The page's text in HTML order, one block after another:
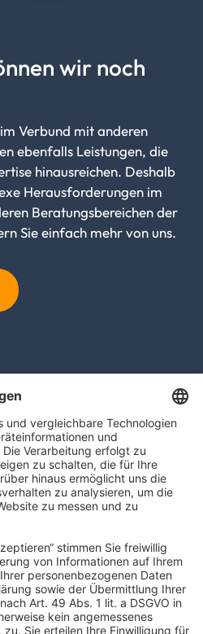
wir noch
Verbund mit anderen
ebenfalls Leistungen, die
hinausreichen. Deshalb
Herausforderungen im
Beratungsbereichen der
Sie einfach mehr von uns.